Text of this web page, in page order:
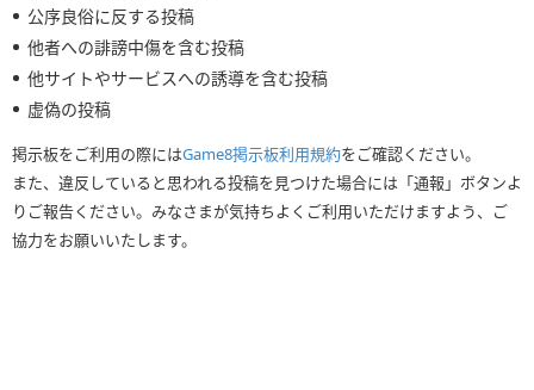
公序良俗に反する投稿
他者への誹謗中傷を含む投稿
他サイトやサービスへの誘導を含む投稿
虚偽の投稿
掲示板をご利用の際にはGame8掲示板利用規約をご確認ください。
また、違反していると思われる投稿を見つけた場合には「通報」ボタンよ
りご報告ください。みなさまが気持ちよくご利用いただけますよう、ご
協力をお願いいたします。